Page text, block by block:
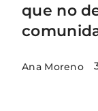
que no
Ana Moreno